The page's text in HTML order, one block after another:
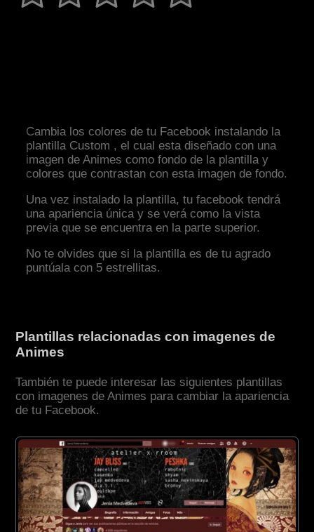
Cambia los colores de tu Facebook instalando la
plantilla Custom , el cual esta diseñado con una
imagen de Animes como fondo de la plantilla y
colores que contrastan con esta imagen de fondo.
Una vez instalado la plantilla, tu facebook tendrá
una apariencia única y se verá como la vista
previa que se encuentra en la parte superior.
No te olvides que si la plantilla es de tu agrado
puntúala con 5 estrellitas.
Plantillas relacionadas con imagenes de
Animes
También te puede interesar las siguientes plantillas
con imagenes de Animes para cambiar la apariencia
de tu Facebook.